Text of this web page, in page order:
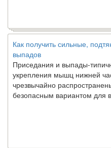
Как получить сильные,
выпадов
Приседания и выпады-
укрепления мышц нижней
чрезвычайно
безопасным вариантом для